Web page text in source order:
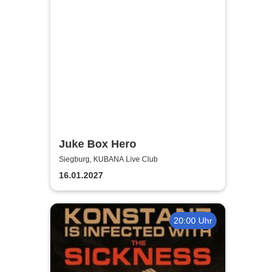
Juke Box Hero
Siegburg, KUBANA Live Club
16.01.2027
20:00 Uhr